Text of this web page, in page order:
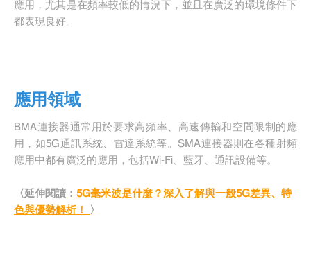
應用，尤其是在頻率較低的情況下，並且在廣泛的環境條件下
都表現良好。
應用領域
BMA連接器通常用於要求高頻率、高速傳輸和空間限制的應
用，如5G通訊系統、雷達系統等。SMA連接器則在各種射頻
應用中都有廣泛的應用，包括Wi-Fi、藍牙、通訊設備等。
〈延伸閱讀： 5G毫米波是什麼？深入了解與一般5G差異、特
色與優勢解析！
〉